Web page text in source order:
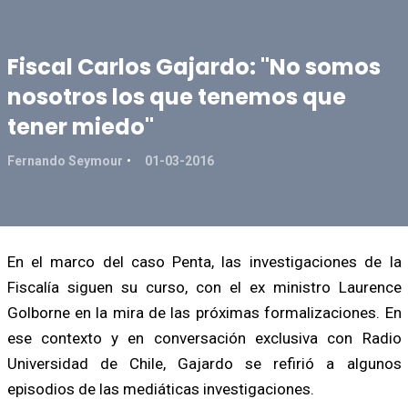
Fiscal Carlos Gajardo: "No somos
nosotros los que tenemos que
tener miedo"
Fernando Seymour 01-03-2016
En el marco del caso Penta, las investigaciones de la
Fiscalía siguen su curso, con el ex ministro Laurence
Golborne en la mira de las próximas formalizaciones. En
ese contexto y en conversación exclusiva con Radio
Universidad de Chile, Gajardo se refirió a algunos
episodios de las mediáticas investigaciones.